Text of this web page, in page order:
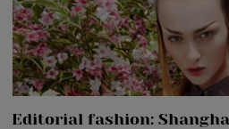
Editorial fashion: